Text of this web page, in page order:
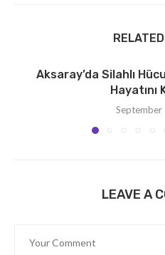
Aksaray’da Silahlı
September
LEAVE A